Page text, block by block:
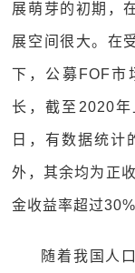
展萌芽的初期，
展空间很大。在
下，公募FOF市
长，截至2020
日，有数据统计
外，其余均为正
金收益率超过30%
随着我国人